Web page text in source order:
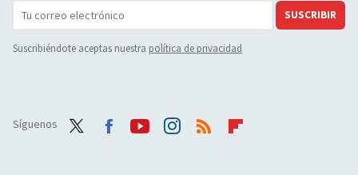
SUSCRIBIR
Suscribiéndote aceptas nuestra política de privacidad
Síguenos